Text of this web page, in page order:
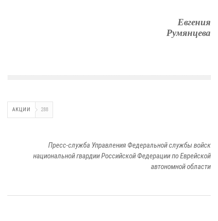
Евгения
Румянцева
АКЦИИ 288
Пресс-служба Управления Федеральной службы войск
национальной гвардии Российской Федерации по Еврейской
автономной области